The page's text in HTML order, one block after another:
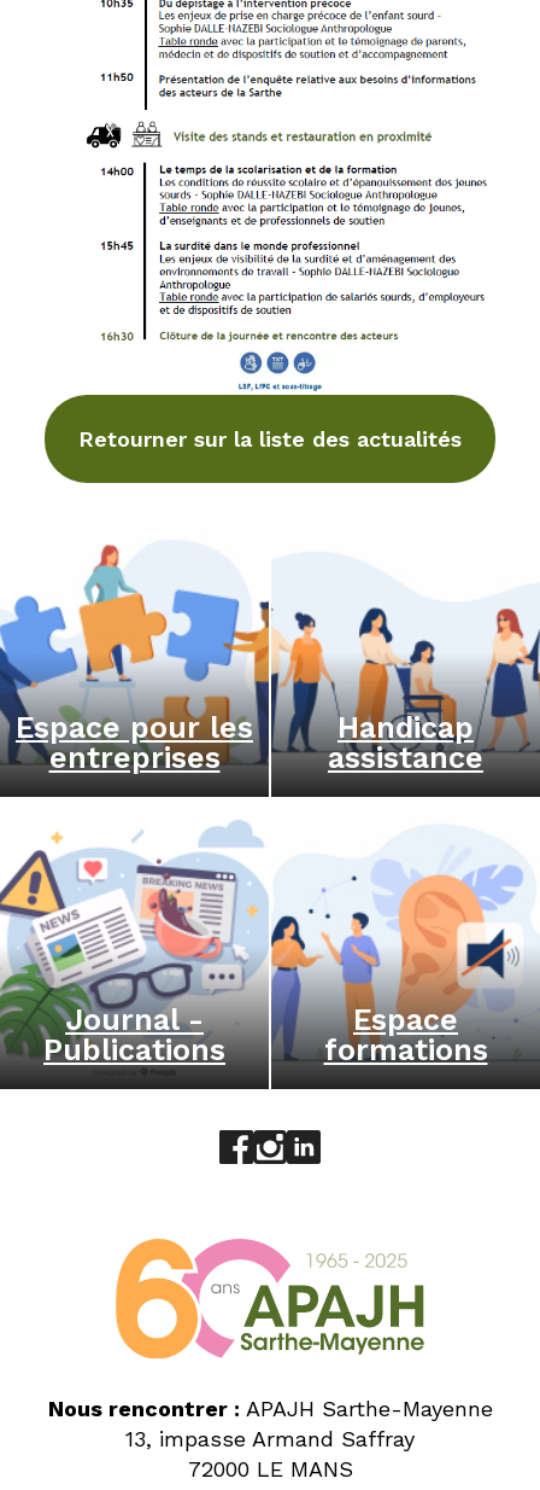
Retourner sur la liste des actualités
Espace pour les
entreprises
Handicap
assistance
Journal -
Publications
Espace
formations
Aller sur le réseau social
Aller sur le réseau social
Aller sur le réseau
Nous rencontrer : APAJH Sarthe-Mayenne
13, impasse Armand Saffray
72000 LE MANS